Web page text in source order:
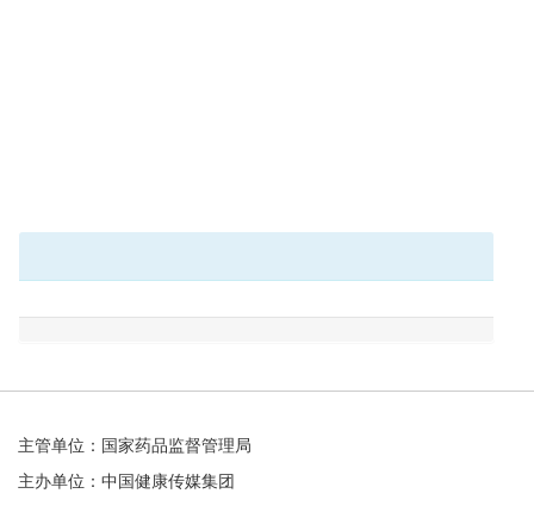
主管单位：国家药品监督管理局
主办单位：中国健康传媒集团